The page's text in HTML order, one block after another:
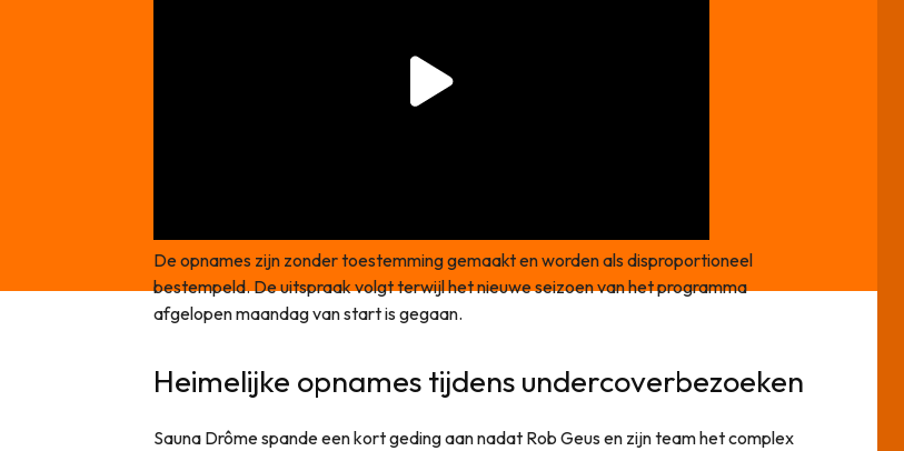
De opnames zijn zonder toestemming gemaakt en worden als disproportioneel
bestempeld. De uitspraak volgt terwijl het nieuwe seizoen van het programma
afgelopen maandag van start is gegaan.
Heimelijke opnames tijdens undercoverbezoeken
Sauna Drôme spande een kort geding aan nadat Rob Geus en zijn team het complex